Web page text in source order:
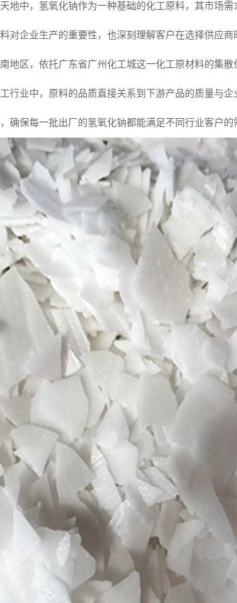
地中，氢氧化钠作为一种基础的化工原料，其市场
对企业生产的重要性，也深刻理解客户在选择供应商
地区，依托广东省广州化工城这一化工原材料的集
行业中，原料的品质直接关系到下游产品的质量与
确保每一批出厂的氢氧化钠都能满足不同行业客户的